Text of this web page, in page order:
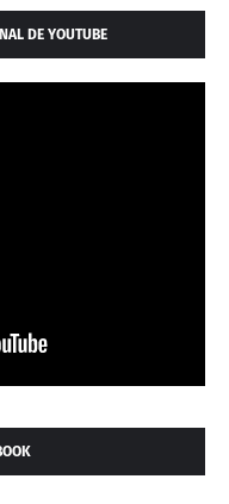
DE YOUTUBE